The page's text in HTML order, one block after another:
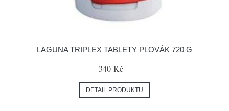
LAGUNA TRIPLEX TABLETY PLOVÁK 720 G
340 Kč
DETAIL PRODUKTU